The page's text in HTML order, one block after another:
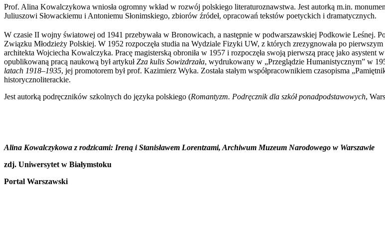
Prof. Alina Kowalczykowa wniosła ogromny wkład w rozwój polskiego literaturoznawstwa. Jest autorką m.in.
Juliuszowi Słowackiemu i Antoniemu Słonimskiego, zbiorów źródeł, opracowań tekstów poetyckich i dramatycznych.
W czasie II wojny światowej od 1941 przebywała w Bronowicach, a następnie w podwarszawskiej Podkowie Leśnej.
Związku Młodzieży Polskiej. W 1952 rozpoczęła studia na Wydziale Fizyki UW, z których zrezygnowała po
architekta Wojciecha Kowalczyka. Pracę magisterską obroniła w 1957 i rozpoczęła swoją pierwszą pracę jako
opublikowaną pracą naukową był artykułZza kulis Sowizdrzała, wydrukowany w „Przeglądzie Humanistycznym” w
latach 1918–1935, jej promotorem był prof. Kazimierz Wyka. Została stałym współpracownikiem czasopisma
historycznoliterackie.
Jest autorką podręczników szkolnych do języka polskiego (Romantyzm. Podręcznik dla szkół ponadpodstawowych,
Alina Kowalczykowa z rodzicami: Ireną i Stanisławem Lorentzami, Archiwum Muzeum Narodowego w Warszawie
zdj. Uniwersytet w Białymstoku
Portal Warszawski